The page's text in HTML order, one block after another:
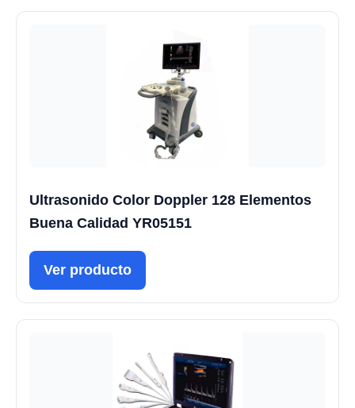
Ultrasonido Color Doppler 128 Elementos
Buena Calidad YR05151
Ver producto